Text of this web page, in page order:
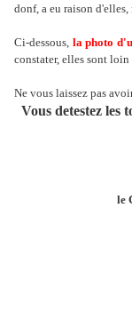
donf, a eu raison
Ci-dessous, la photo
constater, elles sont
Ne vous laissez pas
Vous detestez les
le